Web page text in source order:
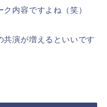
内容ですよね（笑）
共演が増えるといいです